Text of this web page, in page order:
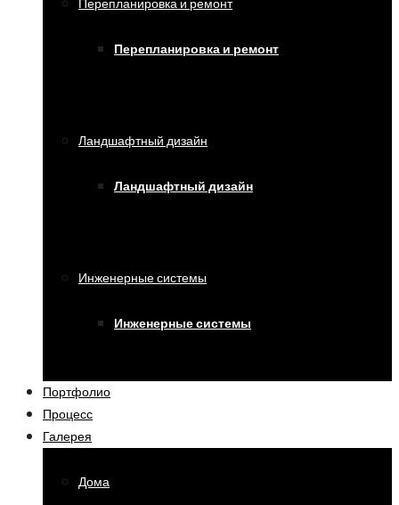
Перепланировка и ремонт
Перепланировка и ремонт
Ландшафтный дизайн
Ландшафтный дизайн
Инженерные системы
Инженерные системы
Портфолио
Процесс
Галерея
Дома